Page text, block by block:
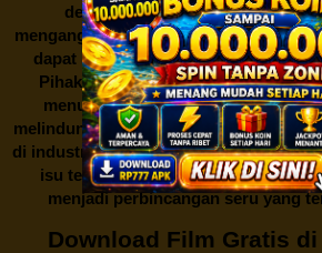
dengan maraknya situs-situs
menganggapnya sebagai bentuk
dapat merugikan industri perfilman
Pihak berwenang pun turut terlibat
menutup situs-situs ilegal
melindungi keberlangsungan bisnis
di industri hiburan. Konflik
isu tentang menonton film secara
menjadi perbincangan seru yang
Download Film Gratis di